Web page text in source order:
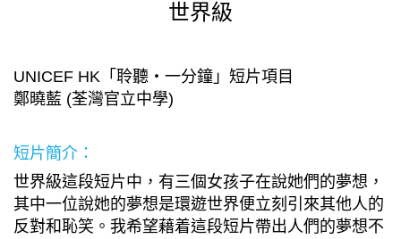
世界級
UNICEF HK「聆聽・一分鐘」短片項目
鄭曉藍 (荃灣官立中學)
短片簡介：
世界級這段短片中，有三個女孩子在說她們的夢想，
其中一位說她的夢想是環遊世界便立刻引來其他人的
反對和恥笑。我希望藉着這段短片帶出人們的夢想不